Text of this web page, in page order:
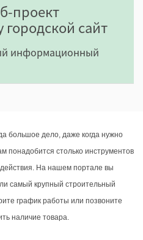
проект
сайт
информационный
большое дело, даже когда нужно
понадобится столько инструментов
действия. На нашем портале вы
самый крупный строительный
график работы или позвоните
наличие товара.